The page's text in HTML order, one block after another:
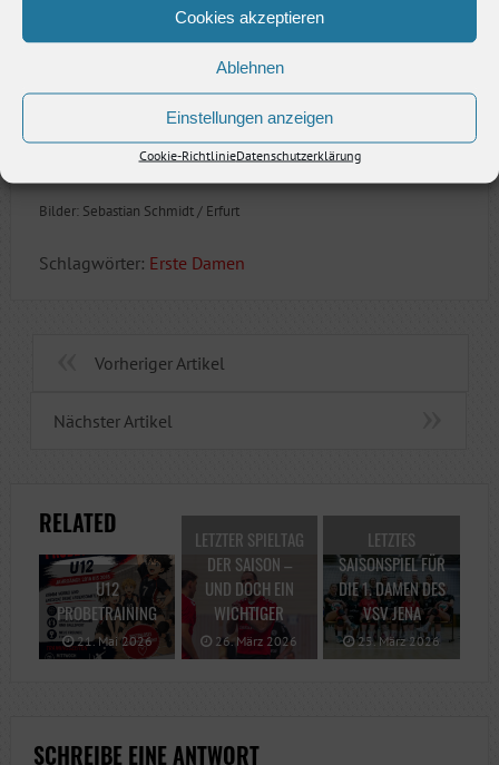
Cookies akzeptieren
Ablehnen
Einstellungen anzeigen
Cookie-RichtlinieDatenschutzerklärung
Bilder: Sebastian Schmidt / Erfurt
Schlagwörter: Erste Damen
Vorheriger Artikel
Nächster Artikel
RELATED
U12
PROBETRAINING
21. Mai 2026
LETZTER SPIELTAG
DER SAISON –
UND DOCH EIN
WICHTIGER
26. März 2026
LETZTES
SAISONSPIEL FÜR
DIE 1. DAMEN DES
VSV JENA
25. März 2026
SCHREIBE EINE ANTWORT